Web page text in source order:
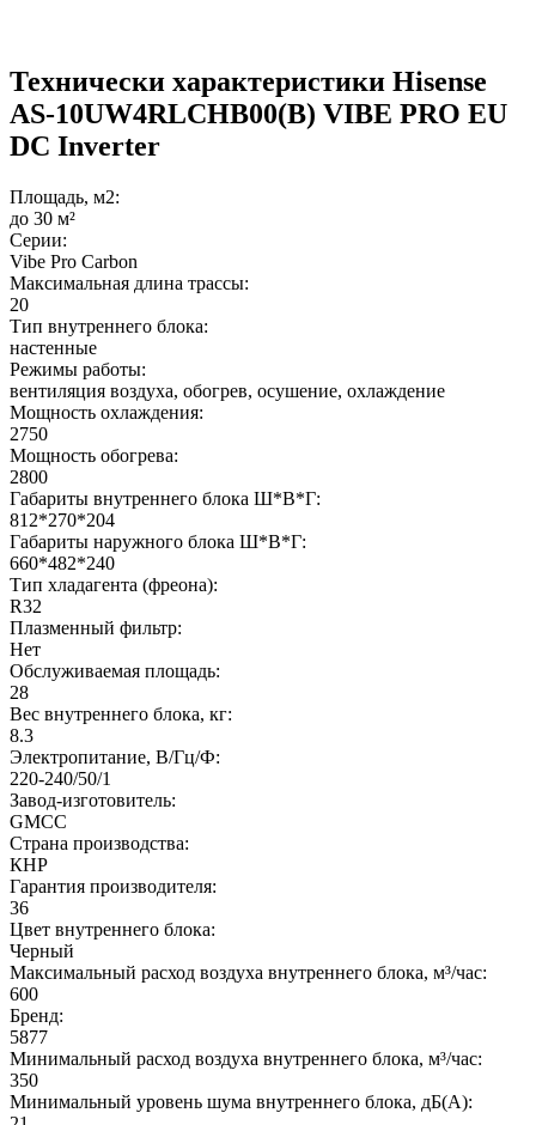
Технически характеристики Hisense
AS-10UW4RLCHB00(B) VIBE PRO EU
DC Inverter
Площадь, м2:
до 30 м²
Серии:
Vibe Pro Carbon
Максимальная длина трассы:
20
Тип внутреннего блока:
настенные
Режимы работы:
вентиляция воздуха, обогрев, осушение, охлаждение
Мощность охлаждения:
2750
Мощность обогрева:
2800
Габариты внутреннего блока Ш*В*Г:
812*270*204
Габариты наружного блока Ш*В*Г:
660*482*240
Тип хладагента (фреона):
R32
Плазменный фильтр:
Нет
Обслуживаемая площадь:
28
Вес внутреннего блока, кг:
8.3
Электропитание, В/Гц/Ф:
220-240/50/1
Завод-изготовитель:
GMCC
Страна производства:
КНР
Гарантия производителя:
36
Цвет внутреннего блока:
Черный
Максимальный расход воздуха внутреннего блока, м³/час:
600
Бренд:
5877
Минимальный расход воздуха внутреннего блока, м³/час:
350
Минимальный уровень шума внутреннего блока, дБ(А):